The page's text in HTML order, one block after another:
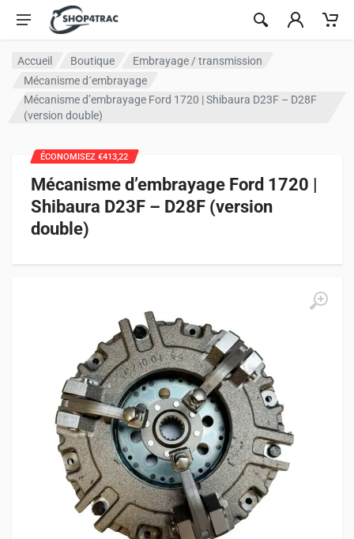
Aller au contenu
Accueil Boutique
Embrayage / transmission
Mécanisme d´embrayage
Mécanisme d’embrayage Ford 1720 | Shibaura D23F – D28F
(version double)
Mécanisme d’embrayage Ford 1720 |
Shibaura D23F – D28F (version
double)
ÉCONOMISEZ €413,22